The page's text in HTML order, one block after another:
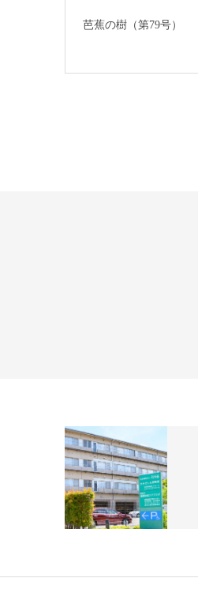
芭蕉の樹（第79号）